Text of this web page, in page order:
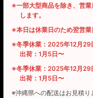
※一部大型商品を除き、営
します。
※本日は休業日のため翌営業
※冬季休業：2025年12月
出荷：1月5日〜
※冬季休業：2025年12月
出荷：1月5日〜
※沖縄県への配送はお見積り